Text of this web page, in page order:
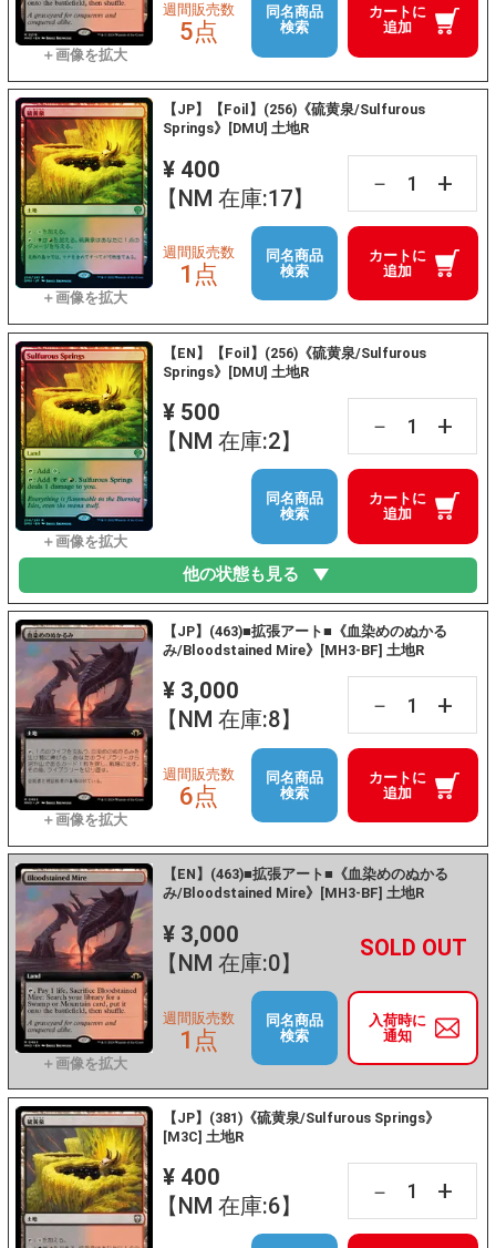
カートに
追加
週間販売数
5点
同名商品
検索
【JP】【Foil】(256)《硫黄泉/Sulfurous
Springs》[DMU] 土地R
¥ 400
【NM 在庫:17】
－ +
カートに
追加
週間販売数
1点
同名商品
検索
【EN】【Foil】(256)《硫黄泉/Sulfurous
Springs》[DMU] 土地R
¥ 500
【NM 在庫:2】
－ +
カートに
追加
同名商品
検索
他の状態も見る
【JP】(463)■拡張アート■《血染めのぬかる
み/Bloodstained Mire》[MH3-BF] 土地R
¥ 3,000
【NM 在庫:8】
－ +
カートに
追加
週間販売数
6点
同名商品
検索
【EN】(463)■拡張アート■《血染めのぬかる
み/Bloodstained Mire》[MH3-BF] 土地R
¥ 3,000
【NM 在庫:0】
－ +
入荷時に
通知
週間販売数
1点
同名商品
検索
【JP】(381)《硫黄泉/Sulfurous Springs》
[M3C] 土地R
¥ 400
【NM 在庫:6】
－ +